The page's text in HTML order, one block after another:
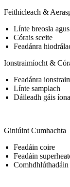
Feithicleach &
Línte breosla
Córais sceite
Feadánra
Ionstraimíocht &
Feadánra
Línte samplach
Dáileadh gáis
Giniúint Cumhachta
Feadáin coire
Feadáin
Comhdhlúthadáin